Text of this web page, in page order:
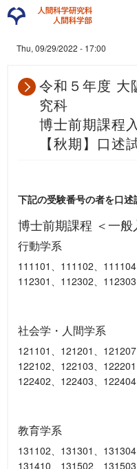
Thu, 09/29/2022 - 17:00
令和５年度 大
究科
博士前期課程
【秋期】口述
下記の受験番号の者を口述
博士前期課程 ＜一般
行動学系
111101、111102、
112301、112302、
社会学・人間学系
121101、121201、
122102、122103、
122402、122403、
教育学系
131102、131301、
131410、131502、